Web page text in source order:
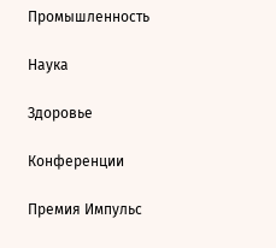
Промышленность
Наука
Здоровье
Конференции
Премия Импульс